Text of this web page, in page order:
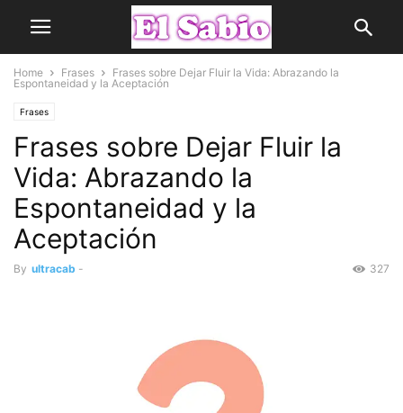
Home Frases
Frases sobre Dejar Fluir la Vida: Abrazando la
Espontaneidad y la Aceptación
Frases
Frases sobre Dejar Fluir la
Vida: Abrazando la
Espontaneidad y la
Aceptación
By ultracab - 327